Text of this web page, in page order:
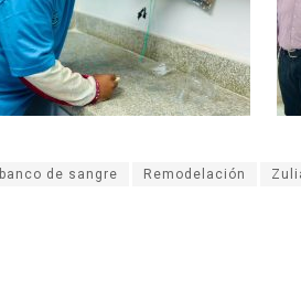
banco de sangre Remodelación